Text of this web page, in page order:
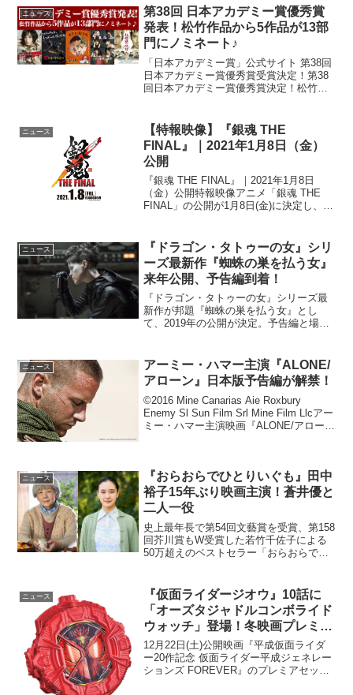
ニュース
第38回 日本アカデミー賞優秀賞
発表！松竹作品から5作品が13部
門にノミネート♪
「日本アカデミー賞」公式サイト 第38回
日本アカデミー賞優秀賞受賞決定！第38
回日本アカデミー賞優秀賞決定！松竹作
監督（『超高速!参勤交代』）が受賞！吉
田大八監督（『紙...
ニュース
【特報映像】『銀魂 THE
FINAL』｜2021年1月8日（金）
公開
『銀魂 THE FINAL』｜2021年1月8日
（金）公開特報映像アニメ「銀魂 THE
FINAL」の公開が1月8日(金)に決定し、特
リーズが、今度こそ本当に終わりを迎...
ニュース
『ドラゴン・タトゥーの女』シリ
ーズ最新作『蜘蛛の巣を払う女』
来年公開、予告編到着！
『ドラゴン・タトゥーの女』シリーズ最
新作が邦題『蜘蛛の巣を払う女』とし
て、2019年の公開が決定。予告編と場面
ェーデンのベストセラー・ミステリー
「ミレニアム」シリ...
ニュース
アーミー・ハマー主演『ALONE/
アローン』日本版予告編が解禁！
©2016 Mine Canarias Aie Roxbury
Enemy Sl Sun Film Srl Mine Film Llcアー
ミー・ハマー主演映画『ALONE/アロー
ニュース
『おらおらでひとりいぐも』田中
裕子15年ぶり映画主演！蒼井優と
二人一役
史上最年長で第54回文藝賞を受賞、第158
回芥川賞もW受賞した若竹千佐子による
50万超えのベストセラー「おらおらでひ
は、75歳でひとり暮らしをしている“桃子
さ...
ニュース
『仮面ライダージオウ』10話に
「オーズタジャドルコンボライド
ウォッチ」登場！冬映画プレミア
セット特典に
12月22日(土)公開映画『平成仮面ライダ
ー20作記念 仮面ライダー平成ジェネレー
ションズ FOREVER』のプレミアセット